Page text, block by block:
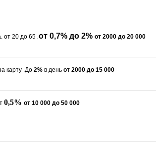
от 20 до 65 .от 0,7% до 2% от 2000 до 20 000
карту .До 2%в день от 2000 до 15 000
0,5% от 10 000 до 50 000